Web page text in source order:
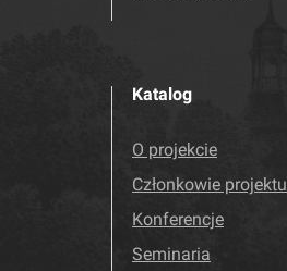
Katalog
O projekcie
Członkowie projektu
Konferencje
Seminaria